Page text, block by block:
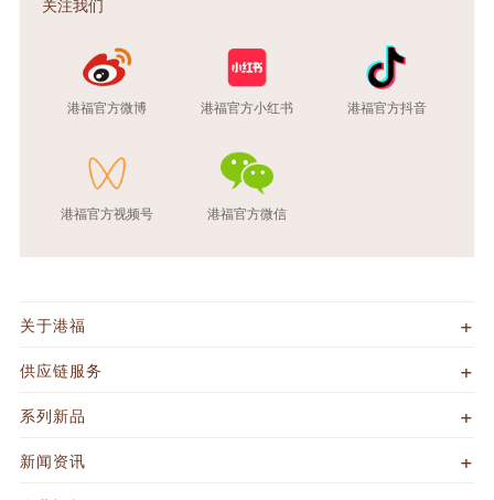
关注我们
港福官方微博 港福官方小红书 港福官方抖音
港福官方视频号 港福官方微信
关于港福
供应链服务
系列新品
新闻资讯